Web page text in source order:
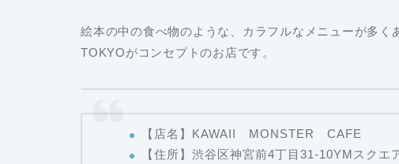
絵本の中の食べ物のような、カラフルなメニューが多
TOKYOがコンセプトのお店です。
【店名】KAWAII MONSTER CAFE
【住所】渋谷区神宮前4丁目31‐10YMスクエ